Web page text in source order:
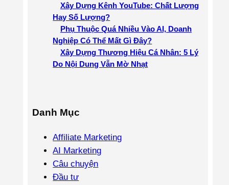
Xây Dựng Kênh YouTube: Chất Lượng
Hay Số Lượng?
Phụ Thuộc Quá Nhiều Vào AI, Doanh
Nghiệp Có Thể Mất Gì Đây?
Xây Dựng Thương Hiệu Cá Nhân: 5 Lý
Do Nội Dung Vẫn Mờ Nhạt
Danh Mục
Affiliate Marketing
AI Marketing
Câu chuyện
Đầu tư